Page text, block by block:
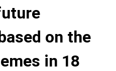
on the
in 18